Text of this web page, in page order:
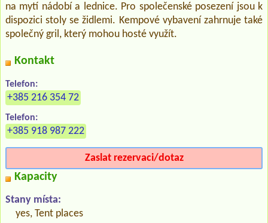
na mytí nádobí a lednice. Pro společenské posezení jsou k
dispozici stoly se židlemi. Kempové vybavení zahrnuje také
společný gril, který mohou hosté využít.
Kontakt
Telefon:
+385 216 354 72
Telefon:
+385 918 987 222
Zaslat rezervaci/dotaz
Kapacity
Stany místa:
yes, Tent places